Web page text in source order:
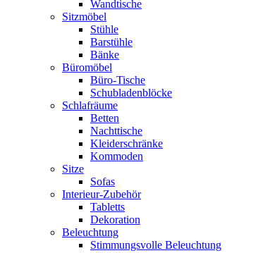
Wandtische
Sitzmöbel
Stühle
Barstühle
Bänke
Büromöbel
Büro-Tische
Schubladenblöcke
Schlafräume
Betten
Nachttische
Kleiderschränke
Kommoden
Sitze
Sofas
Interieur-Zubehör
Tabletts
Dekoration
Beleuchtung
Stimmungsvolle Beleuchtung